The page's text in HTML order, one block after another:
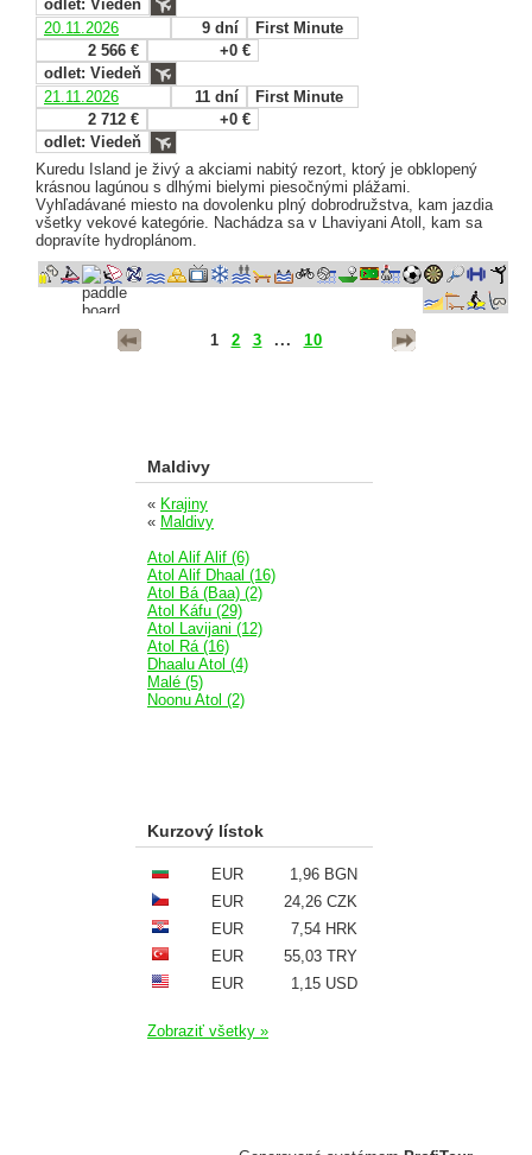
odlet: Viedeň
20.11.2026
9 dní
First Minute
2 566 €
+0 €
odlet: Viedeň
21.11.2026
11 dní
First Minute
2 712 €
+0 €
odlet: Viedeň
Kuredu Island je živý a akciami nabitý rezort, ktorý je obklopený
krásnou lagúnou s dlhými bielymi piesočnými plážami.
Vyhľadávané miesto na dovolenku plný dobrodružstva, kam jazdia
všetky vekové kategórie. Nachádza sa v Lhaviyani Atoll, kam sa
dopravíte hydroplánom.
1 2 3 ... 10
Maldivy
« Krajiny
« Maldivy
Atol Alif Alif (6)
Atol Alif Dhaal (16)
Atol Bá (Baa) (2)
Atol Káfu (29)
Atol Lavijani (12)
Atol Rá (16)
Dhaalu Atol (4)
Malé (5)
Noonu Atol (2)
Kurzový lístok
EUR
1,96 BGN
EUR
24,26 CZK
EUR
7,54 HRK
EUR
55,03 TRY
EUR
1,15 USD
Zobraziť všetky »